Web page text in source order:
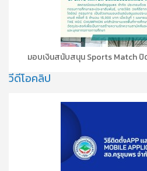
มอบเงินสนับสนุน Sports Match
วีดีโอคลิป